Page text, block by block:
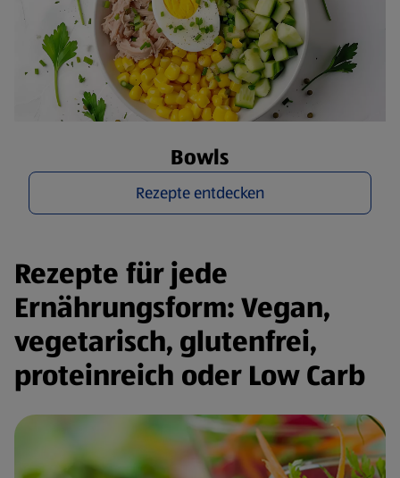
Bowls
Rezepte entdecken
Rezepte für jede
Ernährungsform: Vegan,
vegetarisch, glutenfrei,
proteinreich oder Low Carb